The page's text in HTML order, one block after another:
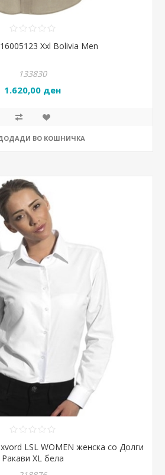
Xxl Bolivia Men
133830
1.620,00 ден
ВО КОШНИЧКА
LSL WOMEN женска со Долги
Ракави XL бела